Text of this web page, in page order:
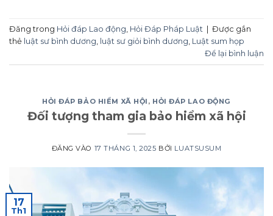
Đăng trong Hỏi đáp Lao động Hỏi Đáp Pháp Luật | Được gắn
thẻ luật sư bình dương luật sư giỏi bình dương Luật sum họp
Để lại bình luận
HỎI ĐÁP BẢO HIỂM XÃ HỘI , HỎI ĐÁP LAO ĐỘNG
Đối tượng tham gia bảo hiểm xã hội
ĐĂNG VÀO 17 THÁNG 1, 2025 BỞI LUATSUSUM
17
Th1